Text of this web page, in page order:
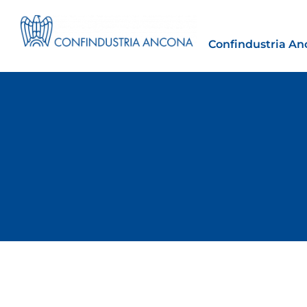
Confindustria